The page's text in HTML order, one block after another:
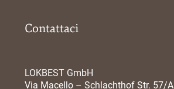
Contattaci
LOKBEST GmbH
Via Macello – Schlachthof Str. 57/A